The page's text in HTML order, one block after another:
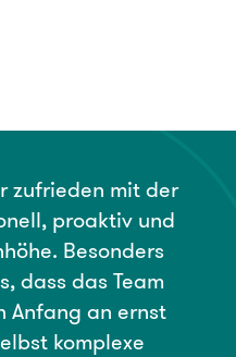
zufrieden mitder
proaktiv und
Besonders
dass das Team
Anfang an ernst
komplexe